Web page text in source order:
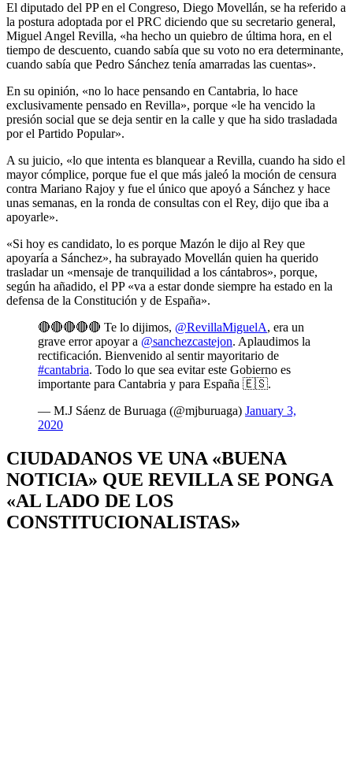
El diputado del PP en el Congreso, Diego Movellán, se ha referido a
la postura adoptada por el PRC diciendo que su secretario general,
Miguel Angel Revilla, «ha hecho un quiebro de última hora, en el
tiempo de descuento, cuando sabía que su voto no era determinante,
cuando sabía que Pedro Sánchez tenía amarradas las cuentas».
En su opinión, «no lo hace pensando en Cantabria, lo hace
exclusivamente pensado en Revilla», porque «le ha vencido la
presión social que se deja sentir en la calle y que ha sido trasladada
por el Partido Popular».
A su juicio, «lo que intenta es blanquear a Revilla, cuando ha sido el
mayor cómplice, porque fue el que más jaleó la moción de censura
contra Mariano Rajoy y fue el único que apoyó a Sánchez y hace
unas semanas, en la ronda de consultas con el Rey, dijo que iba a
apoyarle».
«Si hoy es candidato, lo es porque Mazón le dijo al Rey que
apoyaría a Sánchez», ha subrayado Movellán quien ha querido
trasladar un «mensaje de tranquilidad a los cántabros», porque,
según ha añadido, el PP «va a estar donde siempre ha estado en la
defensa de la Constitución y de España».
🔴🔴🔴🔴🔴 Te lo dijimos, @RevillaMiguelA, era un
grave error apoyar a @sanchezcastejon. Aplaudimos la
rectificación. Bienvenido al sentir mayoritario de
#cantabria. Todo lo que sea evitar este Gobierno es
importante para Cantabria y para España 🇪🇸.
— M.J Sáenz de Buruaga (@mjburuaga) January 3,
2020
CIUDADANOS VE UNA «BUENA
NOTICIA» QUE REVILLA SE PONGA
«AL LADO DE LOS
CONSTITUCIONALISTAS»